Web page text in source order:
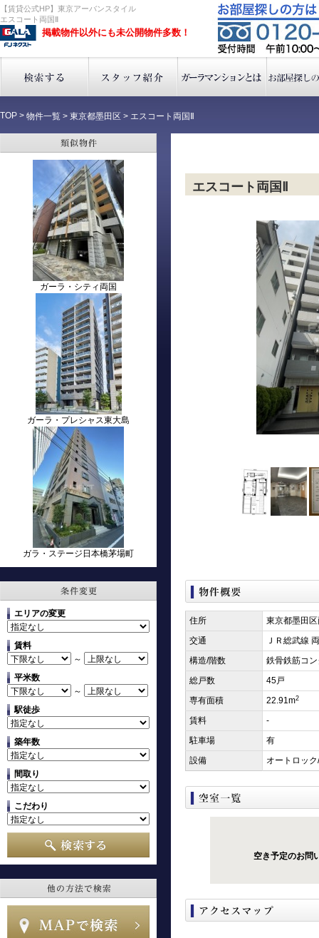
【賃貸公式HP】東京アーバンスタイル
エスコート両国Ⅱ
掲載物件以外にも未公開物件多数！
TOP > 物件一覧 > 東京都墨田区 > エスコート両国Ⅱ
ガーラ・シティ両国
ガーラ・プレシャス東大島
ガラ・ステージ日本橋茅場町
エリアの変更
賃料
～
平米数
～
駅徒歩
築年数
間取り
こだわり
エスコート両国Ⅱ
住所
東京都墨田
交通
ＪＲ総武線
構造/階数
鉄骨鉄筋コ
総戸数
45戸
専有面積
22.91m2
賃料
-
駐車場
有
設備
オートロッ
空き予定のお問